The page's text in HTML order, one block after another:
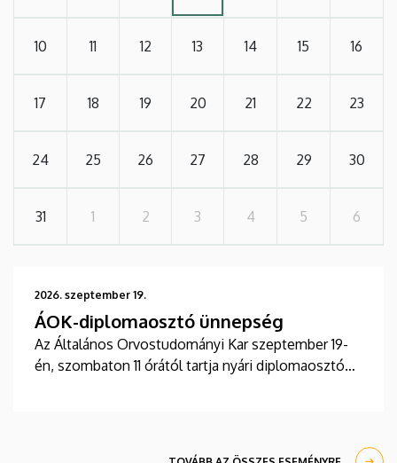
10 11 12 13 14 15 16
17 18 19 20 21 22 23
24 25 26 27 28 29 30
31 1 2 3 4 5 6
2026. szeptember 19.
ÁOK-diplomaosztó ünnepség
Az Általános Orvostudományi Kar szeptember 19-
én, szombaton 11 órától tartja nyári diplomaosztó